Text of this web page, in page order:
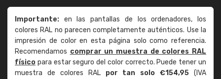
Importante: en las pantallas de los ordenadores, los
colores RAL no parecen completamente auténticos. Use la
impresión de color en esta página solo como referencia.
Recomendamos comprar un muestra de colores RAL
físico para estar seguro del color correcto. Puede tener un
muestra de colores RAL por tan solo €154,95 (IVA